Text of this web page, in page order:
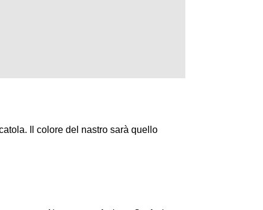
Il colore del nastro sarà quello